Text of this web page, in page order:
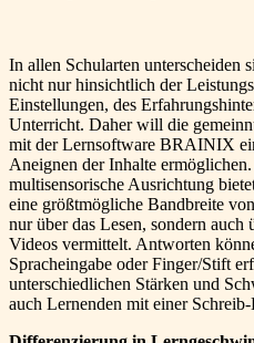
In allen Schularten unterscheiden
nicht nur hinsichtlich der
Einstellungen, des
Unterricht. Daher will die
mit der Lernsoftware BRAINIX
Aneignen der Inhalte
multisensorische Ausrichtung
eine größtmögliche Bandbreite
nur über das Lesen, sondern auch
Videos vermittelt. Antworten
Spracheingabe oder Finger/Stift
unterschiedlichen Stärken und
auch Lernenden mit einer